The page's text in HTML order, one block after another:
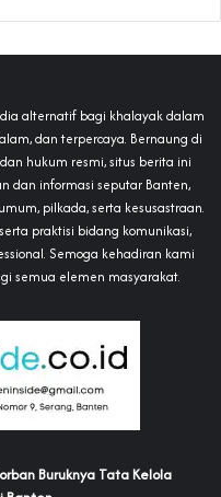
alternatif bagi khalayak dalam
dan terpercaya. Bernaung di
hukum resmi, situs berita ini
dan informasi seputar Banten,
pilkada, serta kesusastraan.
praktisi bidang komunikasi,
Semoga kehadiran kami
semua elemen masyarakat.
Buruknya Tata Kelola